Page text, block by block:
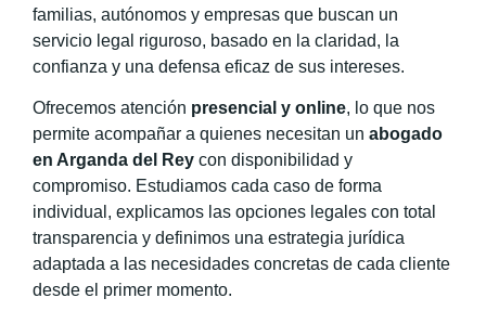
familias, autónomos y empresas que buscan un
servicio legal riguroso, basado en la claridad, la
confianza y una defensa eficaz de sus intereses.
Ofrecemos atención presencial y online, lo que nos
permite acompañar a quienes necesitan un abogado
en Arganda del Rey con disponibilidad y
compromiso. Estudiamos cada caso de forma
individual, explicamos las opciones legales con total
transparencia y definimos una estrategia jurídica
adaptada a las necesidades concretas de cada cliente
desde el primer momento.